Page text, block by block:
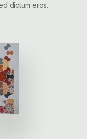
dictum eros.